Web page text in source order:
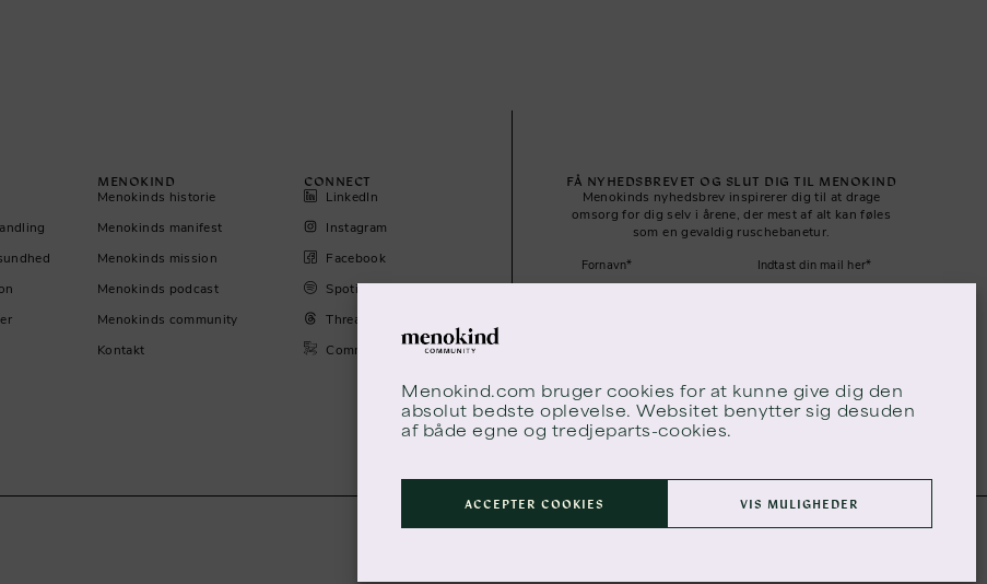
Menokind.com bruger cookies for at kunne give dig den
absolut bedste oplevelse. Websitet benytter sig desuden
af både egne og tredjeparts-cookies.
ACCEPTER COOKIES VIS MULIGHEDER
MENOKIND
Menokinds historie
Menokinds manifest
Menokinds mission
Menokinds podcast
Menokinds community
Kontakt
CONNECT
LinkedIn
Instagram
Facebook
Spotify
Threads
Community
FÅ NYHEDSBREVET OG SLUT DIG TIL MENOKIND
Menokinds nyhedsbrev inspirerer dig til at drage
omsorg for dig selv i årene, der mest af alt kan føles
som en gevaldig ruschebanetur.